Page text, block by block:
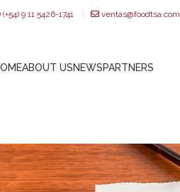
(+54) 9 11 5426-1741 ventas@foodtsa.com
ABOUT USNEWSPARTNERS